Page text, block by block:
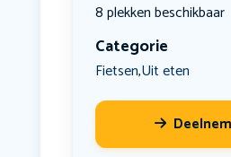
8 plekken beschikbaar
Categorie
Fietsen,Uit eten